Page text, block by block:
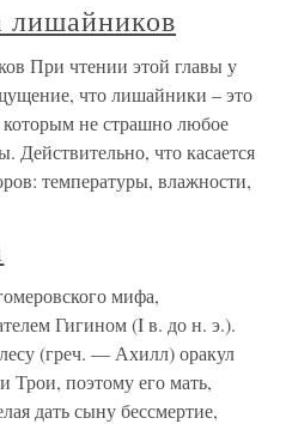
лишайников
При чтении этой главы у
что лишайники – это
не страшно любое
Действительно, что касается
температуры, влажности,
мифа,
Гигином (I в. до н. э.).
(греч. — Ахилл) оракул
Трои, поэтому его мать,
дать сыну бессмертие,